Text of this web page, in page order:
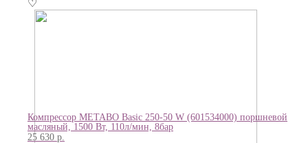
♡
Компрессор METABO Basic 250-50 W (601534000) поршневой
масляный, 1500 Вт, 110л/мин, 8бар
25 630 р.